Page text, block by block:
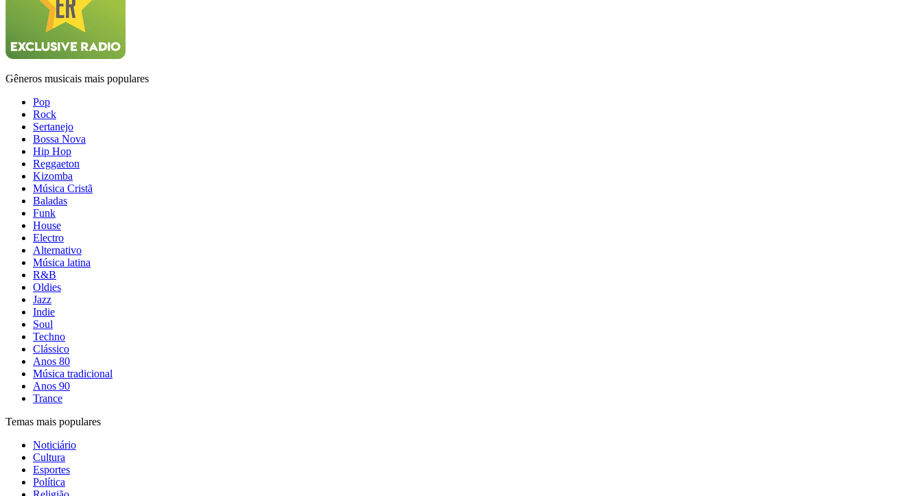
Gêneros musicais mais populares
Pop
Rock
Sertanejo
Bossa Nova
Hip Hop
Reggaeton
Kizomba
Música Cristã
Baladas
Funk
House
Electro
Alternativo
Música latina
R&B
Oldies
Jazz
Indie
Soul
Techno
Clássico
Anos 80
Música tradicional
Anos 90
Trance
Temas mais populares
Noticiário
Cultura
Esportes
Política